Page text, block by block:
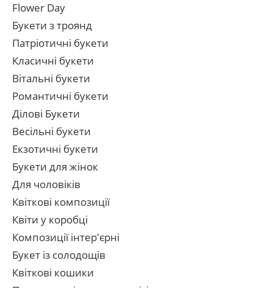
Flower Day
Букети з троянд
Патріотичні букети
Класичні букети
Вітальні букети
Романтичні букети
Ділові Букети
Весільні букети
Екзотичні букети
Букети для жінок
Для чоловіків
Квіткові композиції
Квіти у коробці
Композиції інтер'єрні
Букет із солодощів
Квіткові кошики